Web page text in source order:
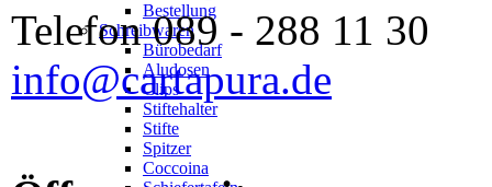
Bestellung
Schreibwaren
Bürobedarf
Aludosen
Clips
Stiftehalter
Stifte
Spitzer
Coccoina
Telefon 089 - 288 11 30
info@cartapura.de